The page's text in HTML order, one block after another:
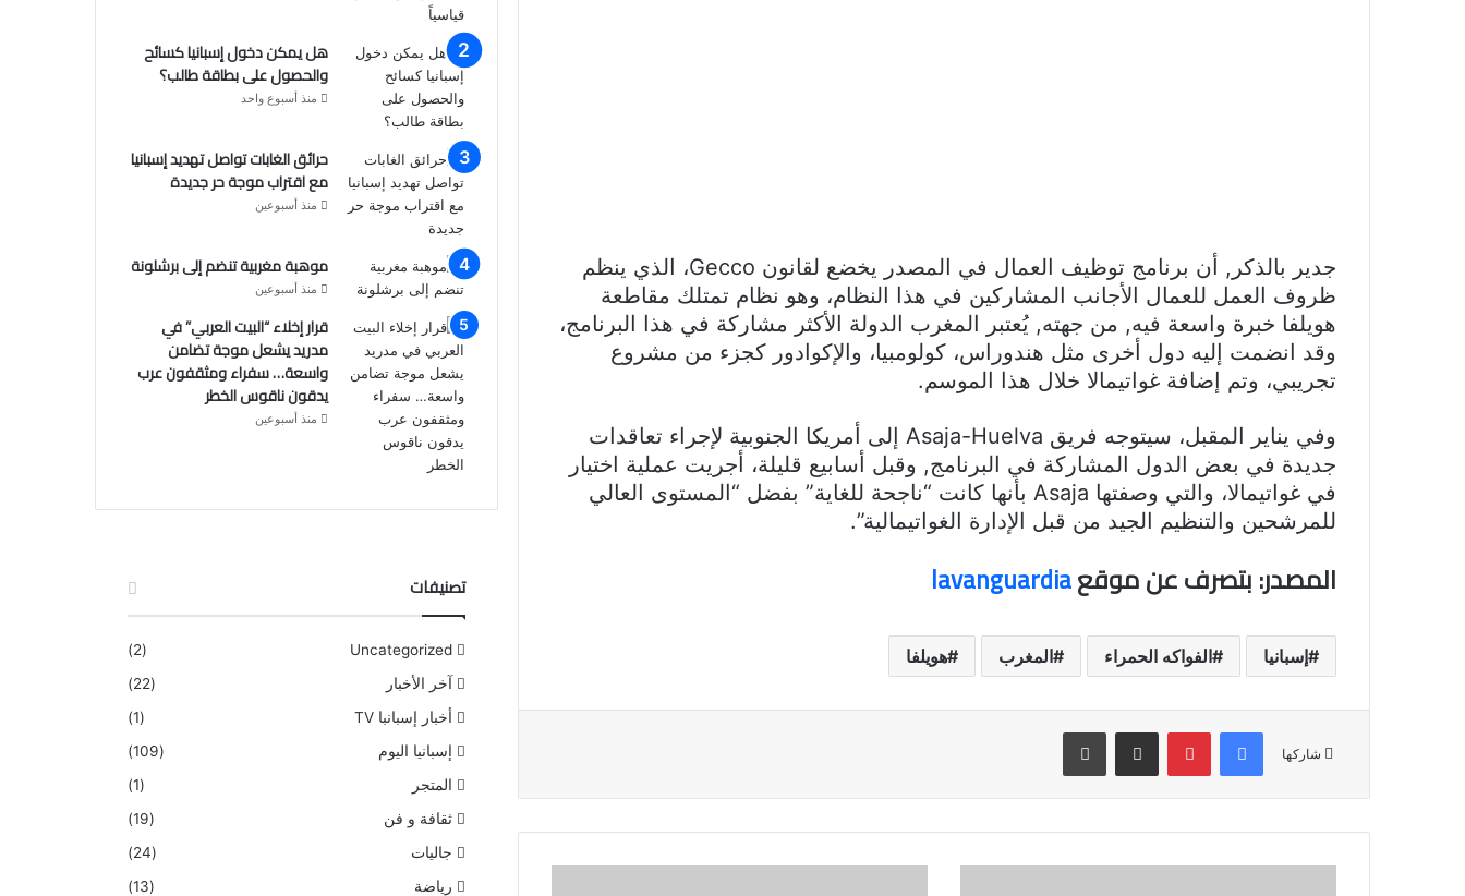
جدير بالذكر, أن برنامج توظيف العمال في المصدر يخضع لقانون Gecco، الذي ينظم
ظروف العمل للعمال الأجانب المشاركين في هذا النظام، وهو نظام تمتلك مقاطعة
هويلفا خبرة واسعة فيه, من جهته, يُعتبر المغرب الدولة الأكثر مشاركة في هذا البرنامج،
وقد انضمت إليه دول أخرى مثل هندوراس، كولومبيا، والإكوادور كجزء من مشروع
تجريبي، وتم إضافة غواتيمالا خلال هذا الموسم.
وفي يناير المقبل، سيتوجه فريق Asaja-Huelva إلى أمريكا الجنوبية لإجراء تعاقدات
جديدة في بعض الدول المشاركة في البرنامج, وقبل أسابيع قليلة، أجريت عملية اختيار
في غواتيمالا، والتي وصفتها Asaja بأنها كانت “ناجحة للغاية” بفضل “المستوى العالي
للمرشحين والتنظيم الجيد من قبل الإدارة الغواتيمالية”.
المصدر: بتصرف عن موقعlavanguardia
إسبانيا الفواكه الحمراء المغرب هويلفا
شاركها
فيسبوك بينتيريستمشاركة عبر البريد طباعة
هل يمكن دخول إسبانيا كسائح
والحصول على بطاقة طالب؟
منذ أسبوع واحد
حرائق الغابات تواصل تهديد إسبانيا
مع اقتراب موجة حر جديدة
منذ أسبوعين
موهبة مغربية تنضم إلى برشلونة
منذ أسبوعين
قرار إخلاء “البيت العربي” في
مدريد يشعل موجة تضامن
واسعة… سفراء ومثقفون عرب
يدقون ناقوس الخطر
منذ أسبوعين
تصنيفات
Uncategorized
(2)
آخر الأخبار
(22)
أخبار إسبانبا TV
(1)
إسبانيا اليوم
(109)
المتجر
(1)
ثقافة و فن
(19)
جاليات
(24)
رياضة
(13)